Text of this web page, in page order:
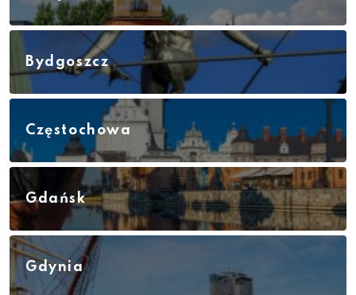
Bydgoszcz
Częstochowa
Gdańsk
Gdynia